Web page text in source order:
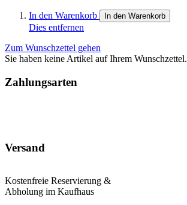
In den Warenkorb In den Warenkorb
Dies entfernen
Zum Wunschzettel gehen
Sie haben keine Artikel auf Ihrem Wunschzettel.
Zahlungsarten
Versand
Kostenfreie Reservierung &
Abholung im Kaufhaus